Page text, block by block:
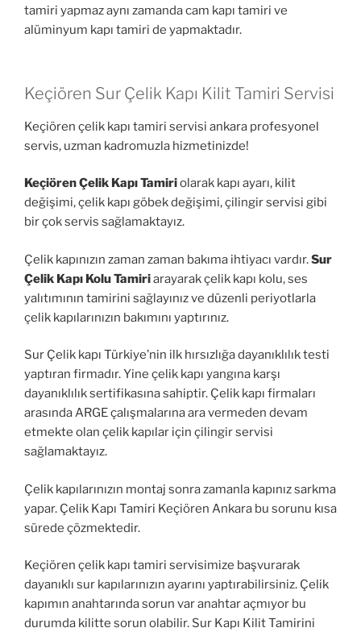
tamiri yapmaz aynı zamanda cam kapı tamiri ve
alüminyum kapı tamiri de yapmaktadır.
Keçiören Sur Çelik Kapı Kilit Tamiri Servisi
Keçiören çelik kapı tamiri servisi ankara profesyonel
servis, uzman kadromuzla hizmetinizde!
Keçiören Çelik Kapı Tamiriolarak kapı ayarı, kilit
değişimi, çelik kapı göbek değişimi, çilingir servisi gibi
bir çok servis sağlamaktayız.
Çelik kapınızın zaman zaman bakıma ihtiyacı vardır.Sur
Çelik Kapı Kolu Tamiriarayarak çelik kapı kolu, ses
yalıtımının tamirini sağlayınız ve düzenli periyotlarla
çelik kapılarınızın bakımını yaptırınız.
Sur Çelik kapı Türkiye’nin ilk hırsızlığa dayanıklılık testi
yaptıran firmadır. Yine çelik kapı yangına karşı
dayanıklılık sertifikasına sahiptir. Çelik kapı firmaları
arasında ARGE çalışmalarına ara vermeden devam
etmekte olan çelik kapılar için çilingir servisi
sağlamaktayız.
Çelik kapılarınızın montaj sonra zamanla kapınız sarkma
yapar. Çelik Kapı Tamiri Keçiören Ankara bu sorunu kısa
sürede çözmektedir.
Keçiören çelik kapı tamiri servisimize başvurarak
dayanıklı sur kapılarınızın ayarını yaptırabilirsiniz. Çelik
kapımın anahtarında sorun var anahtar açmıyor bu
durumda kilitte sorun olabilir. Sur Kapı Kilit Tamirini